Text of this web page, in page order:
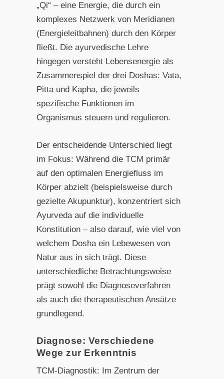
„Qi“ – eine Energie, die durch ein
komplexes Netzwerk von Meridianen
(Energieleitbahnen) durch den Körper
fließt. Die ayurvedische Lehre
hingegen versteht Lebensenergie als
Zusammenspiel der drei Doshas: Vata,
Pitta und Kapha, die jeweils
spezifische Funktionen im
Organismus steuern und regulieren.
Der entscheidende Unterschied liegt
im Fokus: Während die TCM primär
auf den optimalen Energiefluss im
Körper abzielt (beispielsweise durch
gezielte Akupunktur), konzentriert sich
Ayurveda auf die individuelle
Konstitution – also darauf, wie viel von
welchem Dosha ein Lebewesen von
Natur aus in sich trägt. Diese
unterschiedliche Betrachtungsweise
prägt sowohl die Diagnoseverfahren
als auch die therapeutischen Ansätze
grundlegend.
Diagnose: Verschiedene
Wege zur Erkenntnis
TCM-Diagnostik: Im Zentrum der